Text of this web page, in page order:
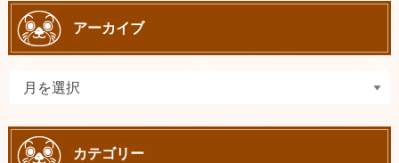
アーカイブ
カテゴリー